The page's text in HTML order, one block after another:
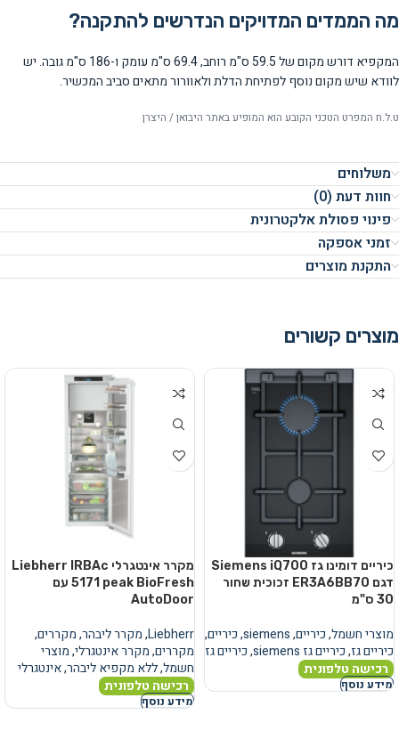
מה הממדים המדויקים הנדרשים להתקנה?
המקפיא דורש מקום של 59.5 ס"מ רוחב, 69.4 ס"מ עומק ו-186 ס"מ גובה. יש
לוודא שיש מקום נוסף לפתיחת הדלת ולאוורור מתאים סביב המכשיר.
ט.ל.ח המפרט הטכני הקובע הוא המופיע באתר היבואן / היצרן
משלוחים
חוות דעת (0)
פינוי פסולת אלקטרונית
זמני אספקה
התקנת מוצרים
מוצרים קשורים
כיריים דומינו גז Siemens iQ700
דגם ER3A6BB70 זכוכית שחור
30 ס"מ
מוצרי חשמל,כיריים,
siemens
,כיריים,
כיריים גז,כיריים גז siemens ,כיריים גז
רכישה טלפונית
מידע נוסף
מקרר אינטגרלי Liebherr IRBAc
5171 peak BioFresh עם
AutoDoor
Liebherr
,מקרר ליבהר,מקררים,
מקררים,מקרר אינטגרלי,מוצרי
חשמל,ללא מקפיא ליבהר,אינטגרלי
רכישה טלפונית
מידע נוסף